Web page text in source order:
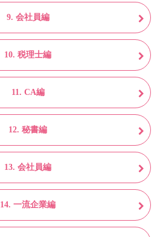
9. 会社員編
10. 税理士編
11. CA編
12. 秘書編
13. 会社員編
14. 一流企業編